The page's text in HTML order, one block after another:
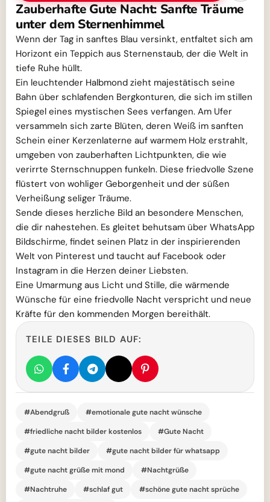
Zauberhafte Gute Nacht: Sanfte Träume
unter dem Sternenhimmel
Wenn der Tag in sanftes Blau versinkt, entfaltet sich am
Horizont ein Teppich aus Sternenstaub, der die Welt in
tiefe Ruhe hüllt.
Ein leuchtender Halbmond zieht majestätisch seine
Bahn über schlafenden Bergkonturen, die sich im stillen
Spiegel eines mystischen Sees verfangen. Am Ufer
versammeln sich zarte Blüten, deren Weiß im sanften
Schein einer Kerzenlaterne auf warmem Holz erstrahlt,
umgeben von zauberhaften Lichtpunkten, die wie
verirrte Sternschnuppen funkeln. Diese friedvolle Szene
flüstert von wohliger Geborgenheit und der süßen
Verheißung seliger Träume.
Sende dieses herzliche Bild an besondere Menschen,
die dir nahestehen. Es gleitet behutsam über WhatsApp
Bildschirme, findet seinen Platz in der inspirierenden
Welt von Pinterest und taucht auf Facebook oder
Instagram in die Herzen deiner Liebsten.
Eine Umarmung aus Licht und Stille, die wärmende
Wünsche für eine friedvolle Nacht verspricht und neue
Kräfte für den kommenden Morgen bereithält.
TEILE DIESES BILD AUF:
#Abendgruß
#emotionale gute nacht wünsche
#friedliche nacht bilder kostenlos
#Gute Nacht
#gute nacht bilder
#gute nacht bilder für whatsapp
#gute nacht grüße mit mond
#Nachtgrüße
#Nachtruhe
#schlaf gut
#schöne gute nacht sprüche